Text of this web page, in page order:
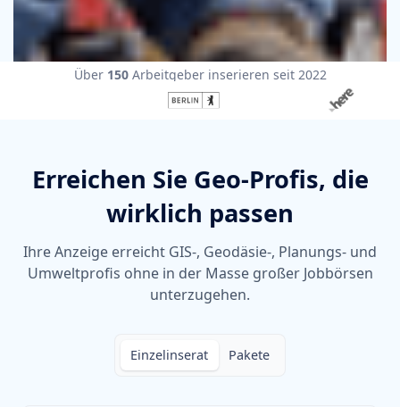
Über150 Arbeitgeber inserieren seit 2022
Erreichen Sie Geo-Profis, die
wirklich passen
Ihre Anzeige erreicht GIS-, Geodäsie-, Planungs- und
Umweltprofis ohne in der Masse großer Jobbörsen
unterzugehen.
Einzelinserat Pakete